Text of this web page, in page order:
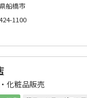
船橋市
1100
化粧品販売